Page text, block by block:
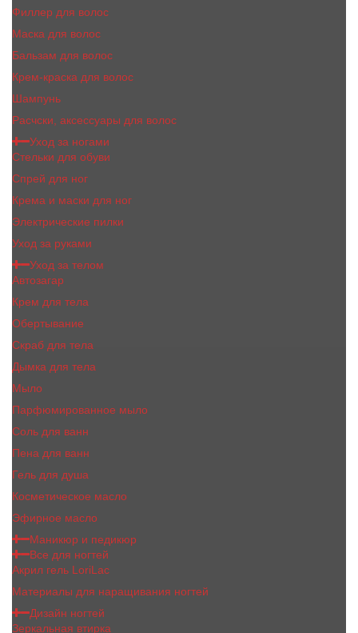
Филлер для волос
Маска для волос
Бальзам для волос
Крем-краска для волос
Шампунь
Расчски, аксессуары для волос
Уход за ногами
Стельки для обуви
Спрей для ног
Крема и маски для ног
Электрические пилки
Уход за руками
Уход за телом
Автозагар
Крем для тела
Обертывание
Скраб для тела
Дымка для тела
Мыло
Парфюмированное мыло
Соль для ванн
Пена для ванн
Гель для душа
Косметическое масло
Эфирное масло
Маникюр и педикюр
Все для ногтей
Акрил гель LoriLac
Материалы для наращивания ногтей
Дизайн ногтей
Зеркальная втирка